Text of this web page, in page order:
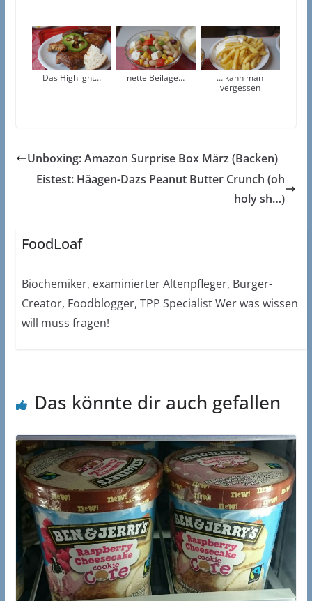
Das Highlight… nette Beilage…
… kann man
vergessen
Unboxing: Amazon Surprise Box März (Backen)
Eistest: Häagen-Dazs Peanut Butter Crunch (oh
holy sh…)
FoodLoaf
Biochemiker, examinierter Altenpfleger, Burger-
Creator, Foodblogger, TPP Specialist Wer was wissen
will muss fragen!
Das könnte dir auch gefallen